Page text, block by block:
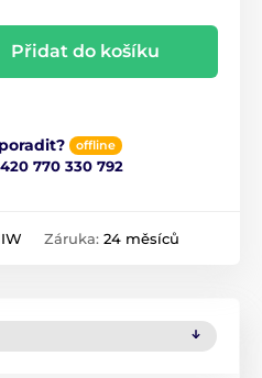
Přidat do košíku
offline
770 330 792
Záruka: 24 měsíců